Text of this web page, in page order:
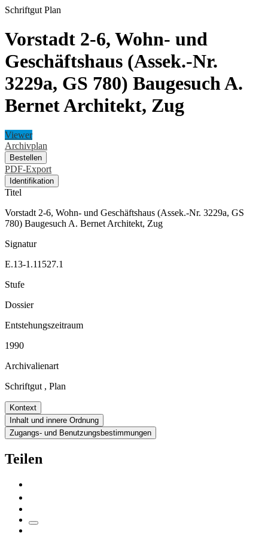
Schriftgut Plan
Vorstadt 2-6, Wohn- und
Geschäftshaus (Assek.-Nr.
3229a, GS 780) Baugesuch A.
Bernet Architekt, Zug
Viewer
Archivplan
Bestellen
PDF-Export
Identifikation
Titel
Vorstadt 2-6, Wohn- und Geschäftshaus (Assek.-Nr. 3229a, GS
780) Baugesuch A. Bernet Architekt, Zug
Signatur
E.13-1.11527.1
Stufe
Dossier
Entstehungszeitraum
1990
Archivalienart
Schriftgut , Plan
Kontext
Inhalt und innere Ordnung
Zugangs- und Benutzungsbestimmungen
Teilen